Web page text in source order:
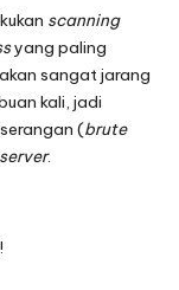
scanning
yang paling
sangat jarang
kali, jadi
(brute
server.